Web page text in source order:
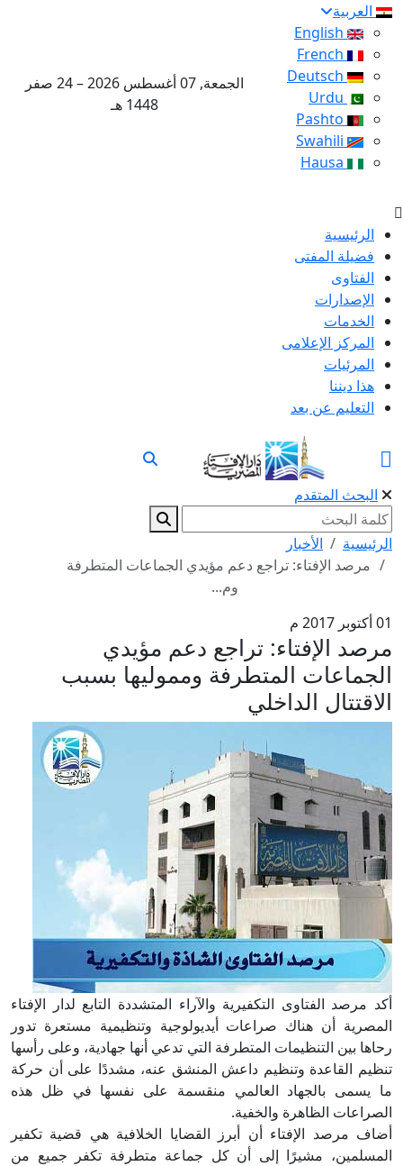
العربية
الجمعة, 07 أغسطس 2026 – 24 صفر
1448 هـ
الرئيسية
فضيلة المفتى
الفتاوى
الإصدارات
الخدمات
المركز الإعلامى
المرئيات
هذا ديننا
التعليم عن بعد
البحث المتقدم
الرئيسية
الأخبار
مرصد الإفتاء: تراجع دعم مؤيدي الجماعات المتطرفة
وم...
01 أكتوبر 2017 م
مرصد الإفتاء: تراجع دعم مؤيدي
الجماعات المتطرفة ومموليها بسبب
الاقتتال الداخلي
أكد مرصد الفتاوى التكفيرية والآراء المتشددة التابع لدار الإفتاء
المصرية أن هناك صراعات أيديولوجية وتنظيمية مستعرة تدور
رحاها بين التنظيمات المتطرفة التي تدعي أنها جهادية، وعلى رأسها
تنظيم القاعدة وتنظيم داعش المنشق عنه، مشددًا على أن حركة
ما يسمى بالجهاد العالمي منقسمة على نفسها في ظل هذه
الصراعات الظاهرة والخفية.
أضاف مرصد الإفتاء أن أبرز القضايا الخلافية هي قضية تكفير
المسلمين، مشيرًا إلى أن كل جماعة متطرفة تكفر جميع من